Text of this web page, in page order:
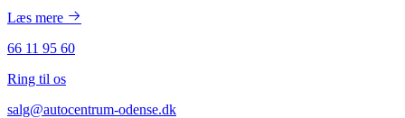
Læs mere
66 11 95 60
Ring til os
salg@autocentrum-odense.dk